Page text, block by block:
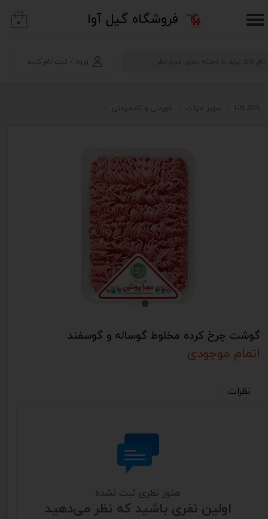
​فروشگاه گیل آوا
ورود ثبت نام کنید
حساب کاربری من
خروج از حساب کاربری
۰
GILAVA سوپر مارکت خوردنی و آشامیدنی
گوشت چرخ کرده مخلوط گوساله و گوسفند
اتمام موجودی
نظرات
هنوز نظری ثبت نشده
اولین نفری باشید که نظر می‌دهید